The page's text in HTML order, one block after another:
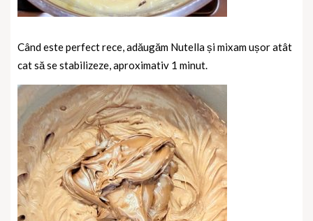
Când este perfect rece, adăugăm Nutella și mixam ușor atât
cat să se stabilizeze, aproximativ 1 minut.